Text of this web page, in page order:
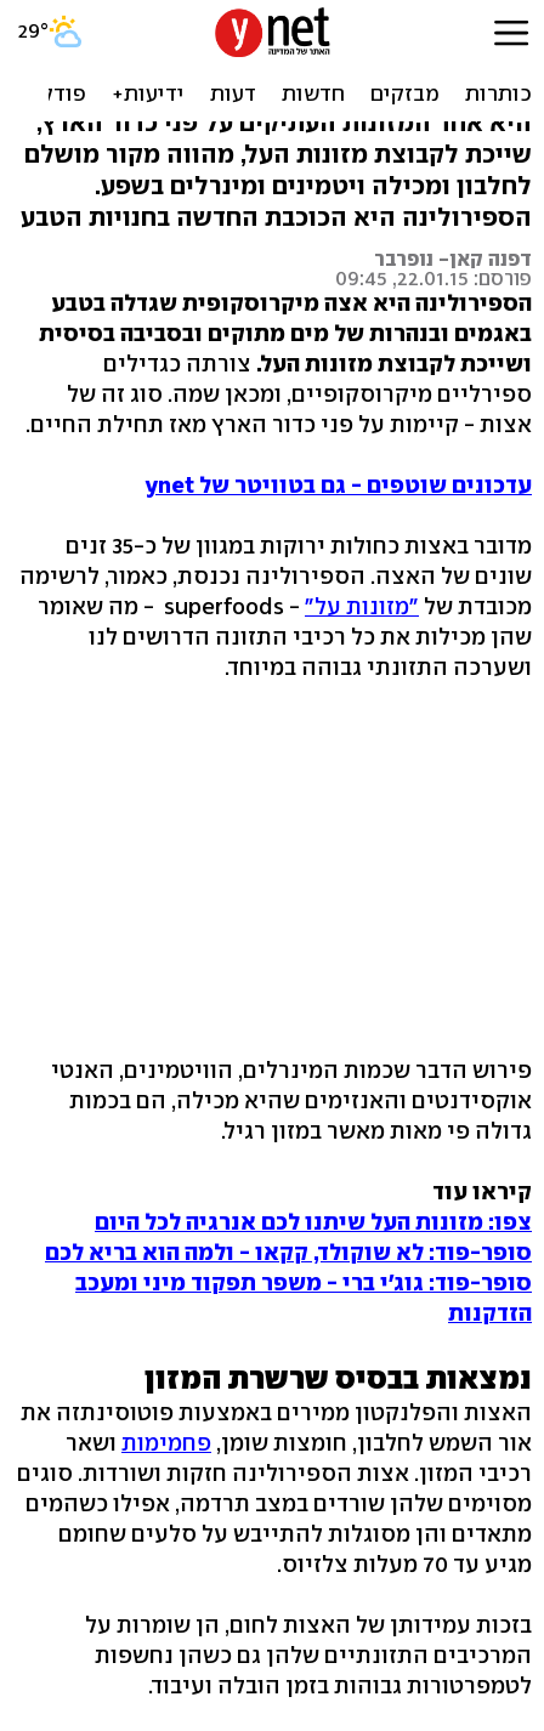
כוכבת הבריאות שמנקה את
הדם: הכירו את הספירולינה
היא אחד המזונות העתיקים על פני כדור הארץ,
שייכת לקבוצת מזונות העל, מהווה מקור מושלם
לחלבון ומכילה ויטמינים ומינרלים בשפע.
הספירולינה היא הכוכבת החדשה בחנויות הטבע
דפנה קאן- נופרבר
פורסם: 22.01.15, 09:45
הספירולינה היא אצה מיקרוסקופית שגדלה בטבע
באגמים ובנהרות של מים מתוקים ובסביבה בסיסית
ושייכת לקבוצת מזונות העל. צורתה כגדילים
ספירליים מיקרוסקופיים, ומכאן שמה. סוג זה של
אצות - קיימות על פני כדור הארץ מאז תחילת החיים.
עדכונים שוטפים - גם בטוויטר של ynet
מדובר באצות כחולות ירוקות במגוון של כ-35 זנים
שונים של האצה. הספירולינה נכנסת, כאמור, לרשימה
מכובדת של "מזונות על"
- superfoods - מה שאומר
שהן מכילות את כל רכיבי התזונה הדרושים לנו
ושערכה התזונתי גבוהה במיוחד.
פירוש הדבר שכמות המינרלים, הוויטמינים, האנטי
אוקסידנטים והאנזימים שהיא מכילה, הם בכמות
גדולה פי מאות מאשר במזון רגיל.
קיראו עוד
צפו: מזונות העל שיתנו לכם אנרגיה לכל היום
סופר-פוד: לא שוקולד, קקאו - ולמה הוא בריא לכם
סופר-פוד: גוג'י ברי - משפר תפקוד מיני ומעכב
הזדקנות
נמצאות בבסיס שרשרת המזון
האצות והפלנקטון ממירים באמצעות פוטוסינתזה את
אור השמש לחלבון, חומצות שומן, פחמימות ושאר
רכיבי המזון. אצות הספירולינה חזקות ושורדות. סוגים
מסוימים שלהן שורדים במצב תרדמה, אפילו כשהמים
מתאדים והן מסוגלות להתייבש על סלעים שחומם
מגיע עד 70 מעלות צלזיוס.
בזכות עמידותן של האצות לחום, הן שומרות על
המרכיבים התזונתיים שלהן גם כשהן נחשפות
לטמפרטורות גבוהות בזמן הובלה ועיבוד.